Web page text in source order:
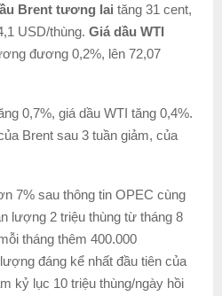
Brent tương lai tăng 31 cent,
USD/thùng. Giá dầu WTI
đương 0,2%, lên 72,07
0,7%, giá dầu WTI tăng 0,4%.
Brent sau 3 tuần giảm, của
7% sau thông tin OPEC cùng
lượng 2 triệu thùng từ tháng 8
tháng thêm 400.000
đáng kể nhất đầu tiên của
kỷ lục 10 triệu thùng/ngày hồi